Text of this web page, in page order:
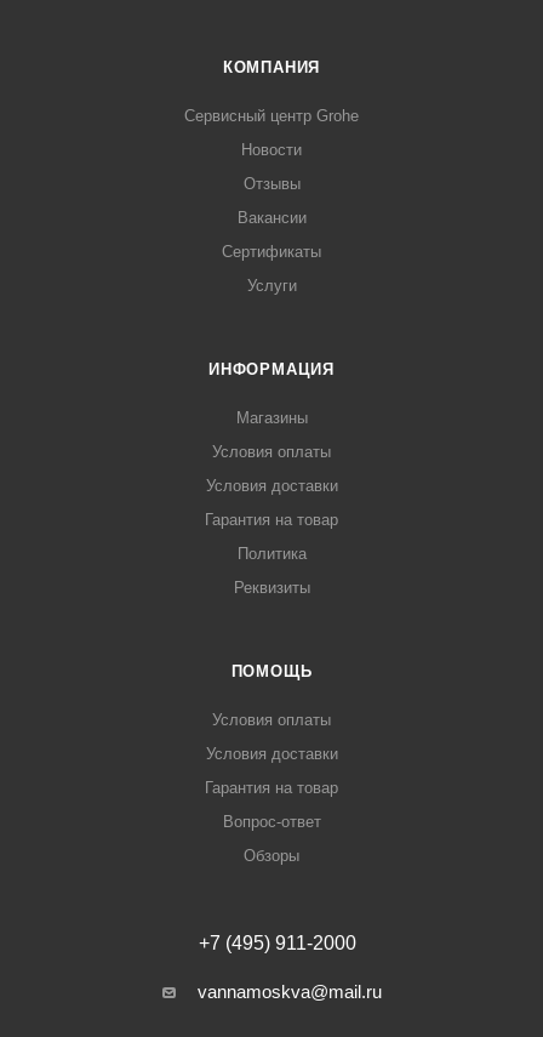
КОМПАНИЯ
Сервисный центр Grohe
Новости
Отзывы
Вакансии
Сертификаты
Услуги
ИНФОРМАЦИЯ
Магазины
Условия оплаты
Условия доставки
Гарантия на товар
Политика
Реквизиты
ПОМОЩЬ
Условия оплаты
Условия доставки
Гарантия на товар
Вопрос-ответ
Обзоры
+7 (495) 911-2000
vannamoskva@mail.ru